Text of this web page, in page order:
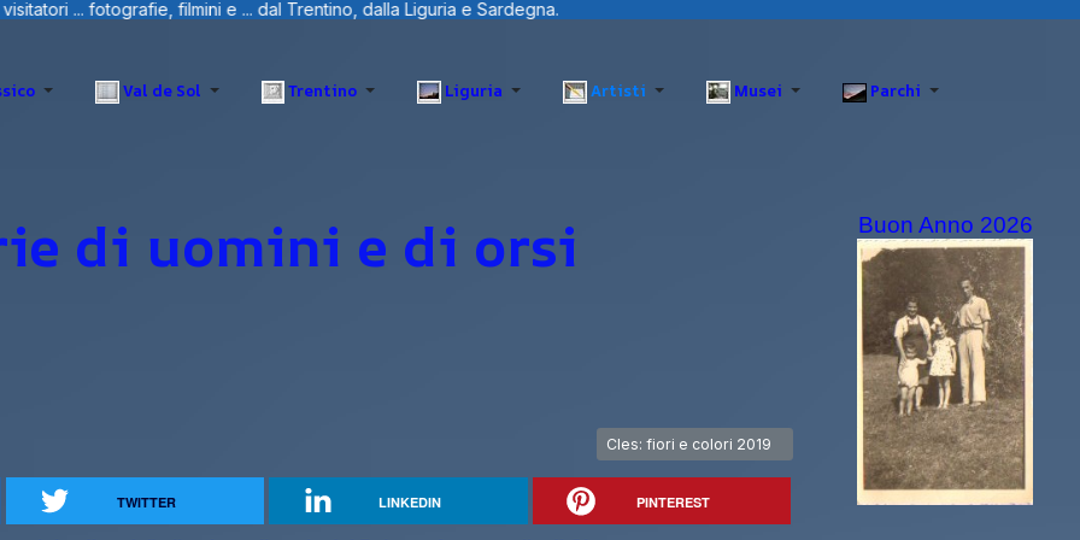
dalla Liguria e Sardegna.
Val de Sol Trentino Liguria Artisti Musei Parchi
di uomini e di orsi
Articolo successivo: Cles: fiori e colori 2019
Cles: fiori e colori 2019
TWITTER LINKEDIN PINTEREST
Buon Anno 2026